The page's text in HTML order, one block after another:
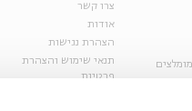
צרו קשר
אודות
הצהרת נגישות
תנאי שימוש והצהרת
פרטיות